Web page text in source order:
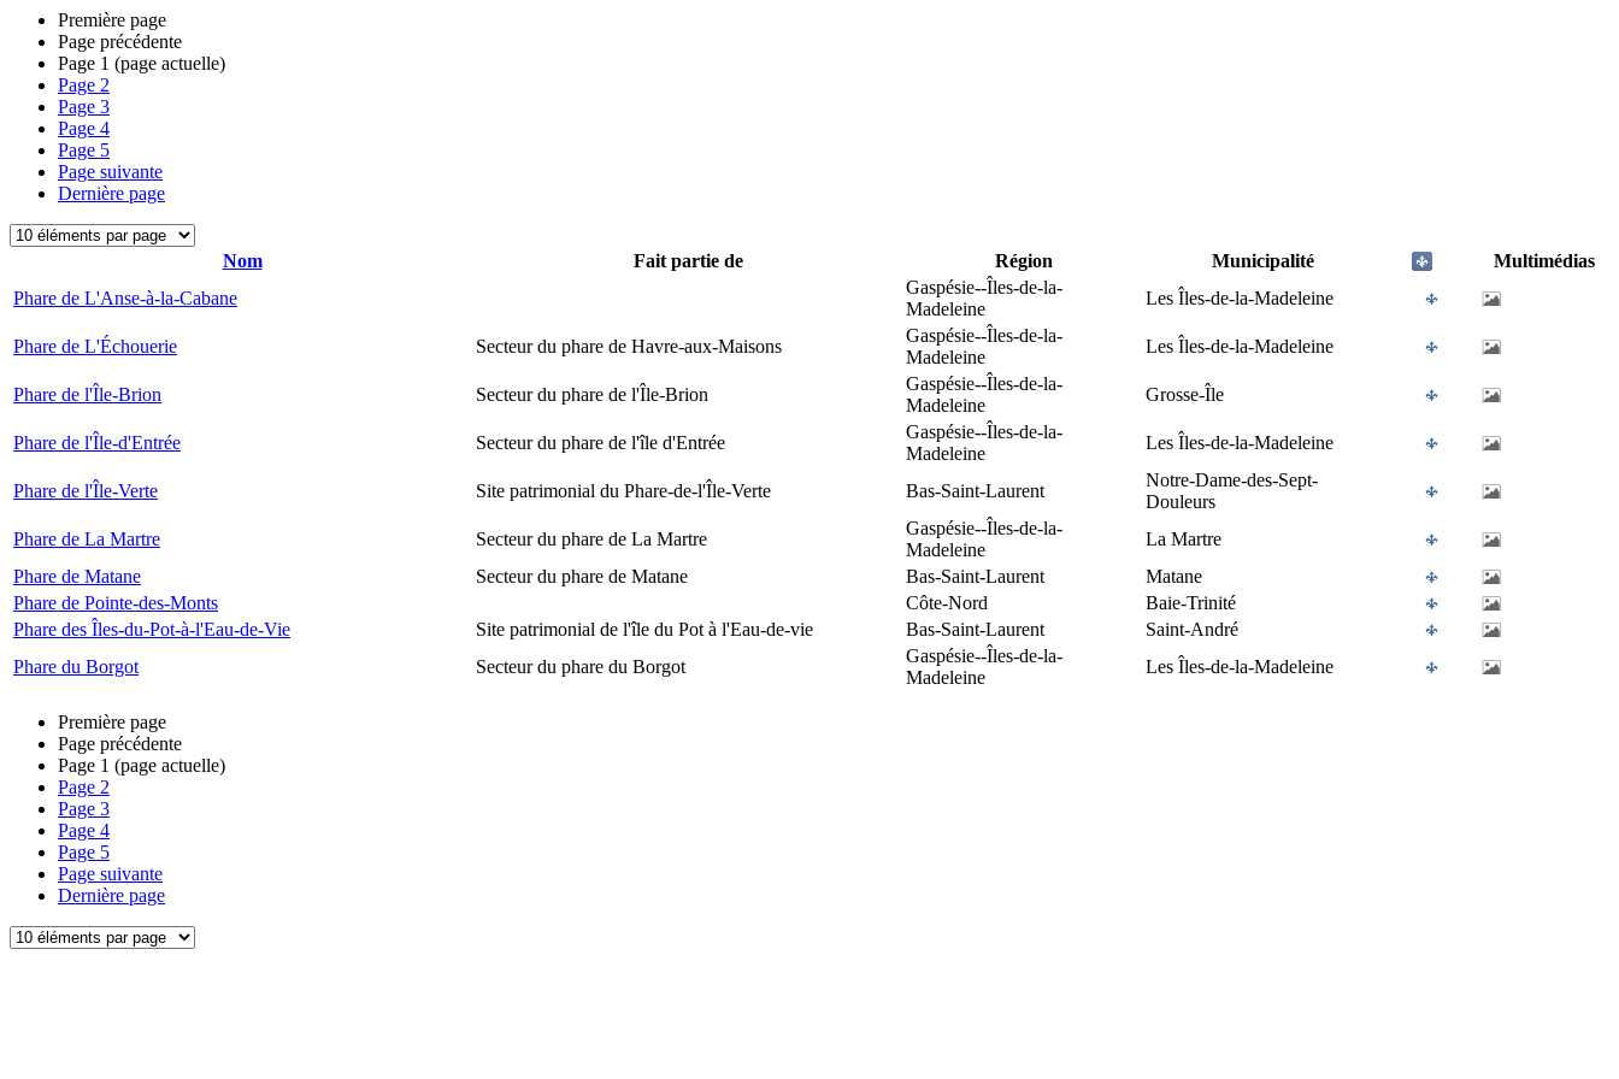
Première page
Page précédente
Page 1 (page actuelle)
Page 2
Page 3
Page 4
Page 5
Page suivante
Dernière page
Nom Fait partie de Région Municipalité
Multimédias
Phare de L'Anse-à-la-Cabane
Gaspésie--Îles-de-la-
Madeleine
Les Îles-de-la-Madeleine
Phare de L'Échouerie Secteur du phare de Havre-aux-Maisons
Gaspésie--Îles-de-la-
Madeleine
Les Îles-de-la-Madeleine
Phare de l'Île-Brion Secteur du phare de l'Île-Brion
Gaspésie--Îles-de-la-
Madeleine
Grosse-Île
Phare de l'Île-d'Entrée Secteur du phare de l'île d'Entrée
Gaspésie--Îles-de-la-
Madeleine
Les Îles-de-la-Madeleine
Phare de l'Île-Verte Site patrimonial du Phare-de-l'Île-Verte Bas-Saint-Laurent
Notre-Dame-des-Sept-
Douleurs
Phare de La Martre
Secteur du phare de La Martre
Gaspésie--Îles-de-la-
Madeleine
La Martre
Phare de Matane
Secteur du phare de Matane Bas-Saint-Laurent
Matane
Phare de Pointe-des-Monts
Côte-Nord
Baie-Trinité
Phare des Îles-du-Pot-à-l'Eau-de-Vie
Site patrimonial de l'île du Pot à l'Eau-de-vie Bas-Saint-Laurent
Saint-André
Phare du Borgot
Secteur du phare du Borgot
Gaspésie--Îles-de-la-
Madeleine
Les Îles-de-la-Madeleine
Première page
Page précédente
Page 1 (page actuelle)
Page 2
Page 3
Page 4
Page 5
Page suivante
Dernière page